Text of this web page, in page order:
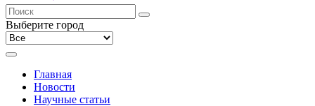
Выберите город
Главная
Новости
Научные статьи